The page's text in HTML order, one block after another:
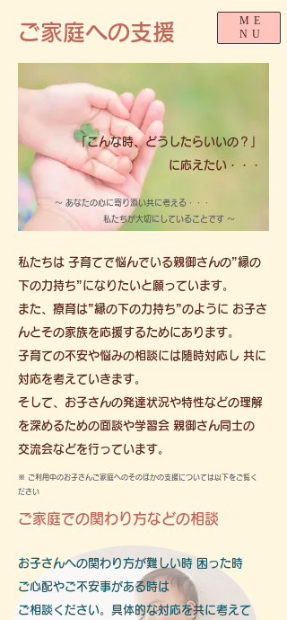
ME
NU
ご家庭への支援
～ あなたの心に寄り添い共に考える・・・
私たちが大切にしていることです ～
「こんな時、どうしたらいいの？」
に応えたい・・・
私たちは 子育てで悩んでいる親御さんの”縁の
下の力持ち”になりたいと願っています。
また、療育は”縁の下の力持ち”のように お子さ
んとその家族を応援するためにあります。
子育ての不安や悩みの相談には随時対応し 共に
対応を考えていきます。
そして、お子さんの発達状況や特性などの理解
を深めるための面談や学習会 親御さん同士の
交流会などを行っています。
​※ ご利用中のお子さんご家庭へのそのほかの支援については以下をご覧く
ださい
ご家庭での関わり方などの相談
​お子さんへの関わり方が難しい時 困った時
ご心配やご不安事がある時は
ご相談ください。具体的な対応を共に考えて